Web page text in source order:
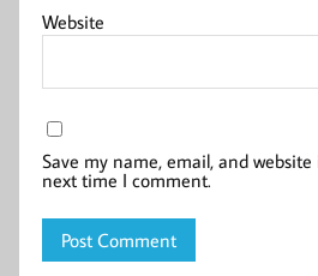
Website
Save my name, email, and
next time I comment.